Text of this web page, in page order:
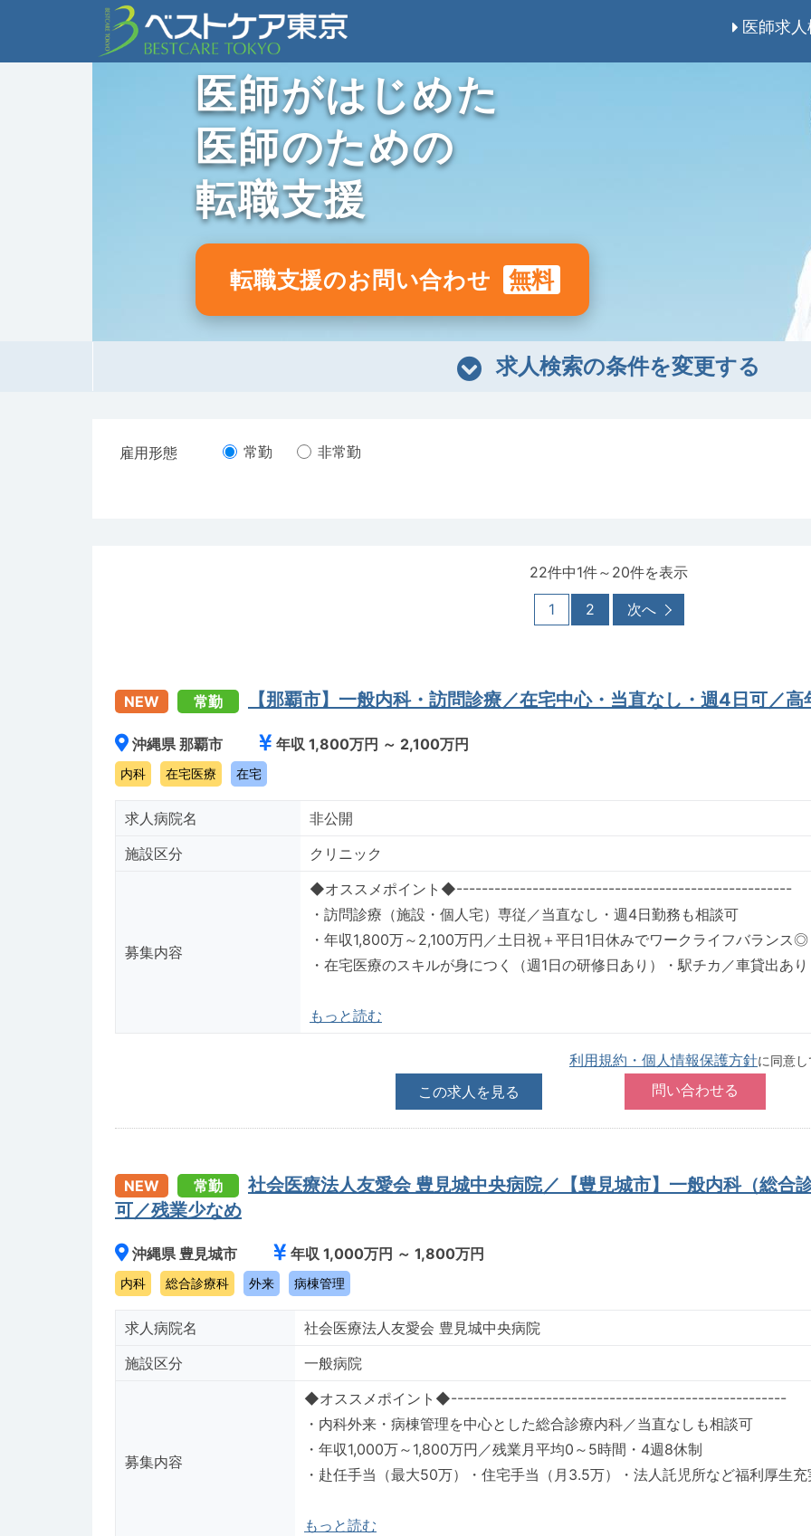
医師求
医師がはじめた
医師のための
転職支援
転職支援のお問い合わせ 無料
求人検索の条件を変更する
雇用形態 常勤 非常勤
22件中1件～20件を表示
1 2 次へ
NEW 常勤 【那覇市】一般内科・訪問診療／在宅中心・当直なし・週4日可／高
沖縄県 那覇市 年収 1,800万円 ～ 2,100万円
内科 在宅医療 在宅
求人病院名
非公開
施設区分
クリニック
募集内容
◆オススメポイント◆-----------------------------------------------------
・訪問診療（施設・個人宅）専従／当直なし・週4日勤務も相談可
・年収1,800万～2,100万円／土日祝＋平日1日休みでワークライフバランス◎
・在宅医療のスキルが身につく（週1日の研修日あり）・駅チカ／車貸出あり
もっと読む
この求人を見る
利用規約・個人情報保護方針に同意し
NEW 常勤
社会医療法人友愛会 豊見城中央病院／【豊見城市】一般内科（総合
可／残業少なめ
沖縄県 豊見城市 年収 1,000万円 ～ 1,800万円
内科 総合診療科 外来 病棟管理
求人病院名
社会医療法人友愛会 豊見城中央病院
施設区分
一般病院
募集内容
◆オススメポイント◆-----------------------------------------------------
・内科外来・病棟管理を中心とした総合診療内科／当直なしも相談可
・年収1,000万～1,800万円／残業月平均0～5時間・4週8休制
・赴任手当（最大50万）・住宅手当（月3.5万）・法人託児所など福利厚生充
もっと読む